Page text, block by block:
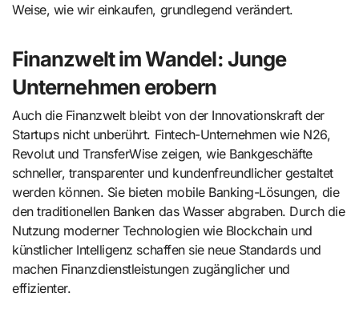
Weise, wie wir einkaufen, grundlegend verändert.
Finanzwelt im Wandel: Junge
Unternehmen erobern
Auch die Finanzwelt bleibt von der Innovationskraft der
Startups nicht unberührt. Fintech-Unternehmen wie N26,
Revolut und TransferWise zeigen, wie Bankgeschäfte
schneller, transparenter und kundenfreundlicher gestaltet
werden können. Sie bieten mobile Banking-Lösungen, die
den traditionellen Banken das Wasser abgraben. Durch die
Nutzung moderner Technologien wie Blockchain und
künstlicher Intelligenz schaffen sie neue Standards und
machen Finanzdienstleistungen zugänglicher und
effizienter.